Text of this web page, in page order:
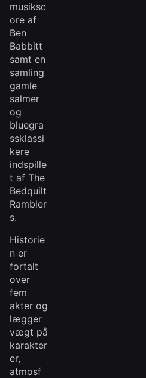
musiksc
ore af
Ben
Babbitt
samt en
samling
gamle
salmer
og
bluegra
ssklassi
kere
indspille
t af The
Bedquilt
Rambler
s.
Historie
n er
fortalt
over
fem
akter og
lægger
vægt på
karakter
er,
atmosf